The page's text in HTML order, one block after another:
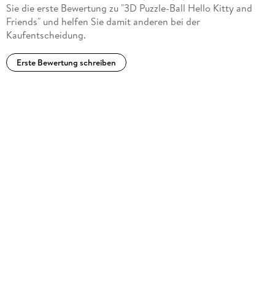
Sie die erste Bewertung zu "3D Puzzle-Ball Hello Kitty and
Friends" und helfen Sie damit anderen bei der
Kaufentscheidung.
Erste Bewertung schreiben